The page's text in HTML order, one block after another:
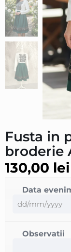
Fusta in
broderie
130,00 lei
Data
Observatii